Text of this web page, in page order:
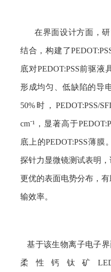
在界面设计方面，研
结合，构建了
底对PEDOT:PSS前驱液
形成均匀、低缺陷的导
50% 时， PEDOT:PSS/SFI
cm⁻¹ ，显著高于
底上的PEDOT:PSS薄膜
探针力显微镜测试表明
更优的表面电势分布，
输效率。
基于该生物离子电子
柔性钙钛矿